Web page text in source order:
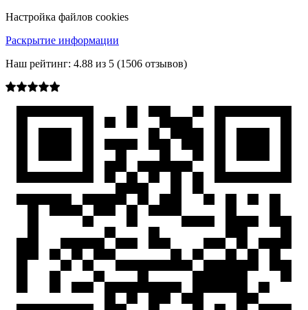
Настройка файлов cookies
Раскрытие информации
Наш рейтинг: 4.88 из 5 (1506 отзывов)